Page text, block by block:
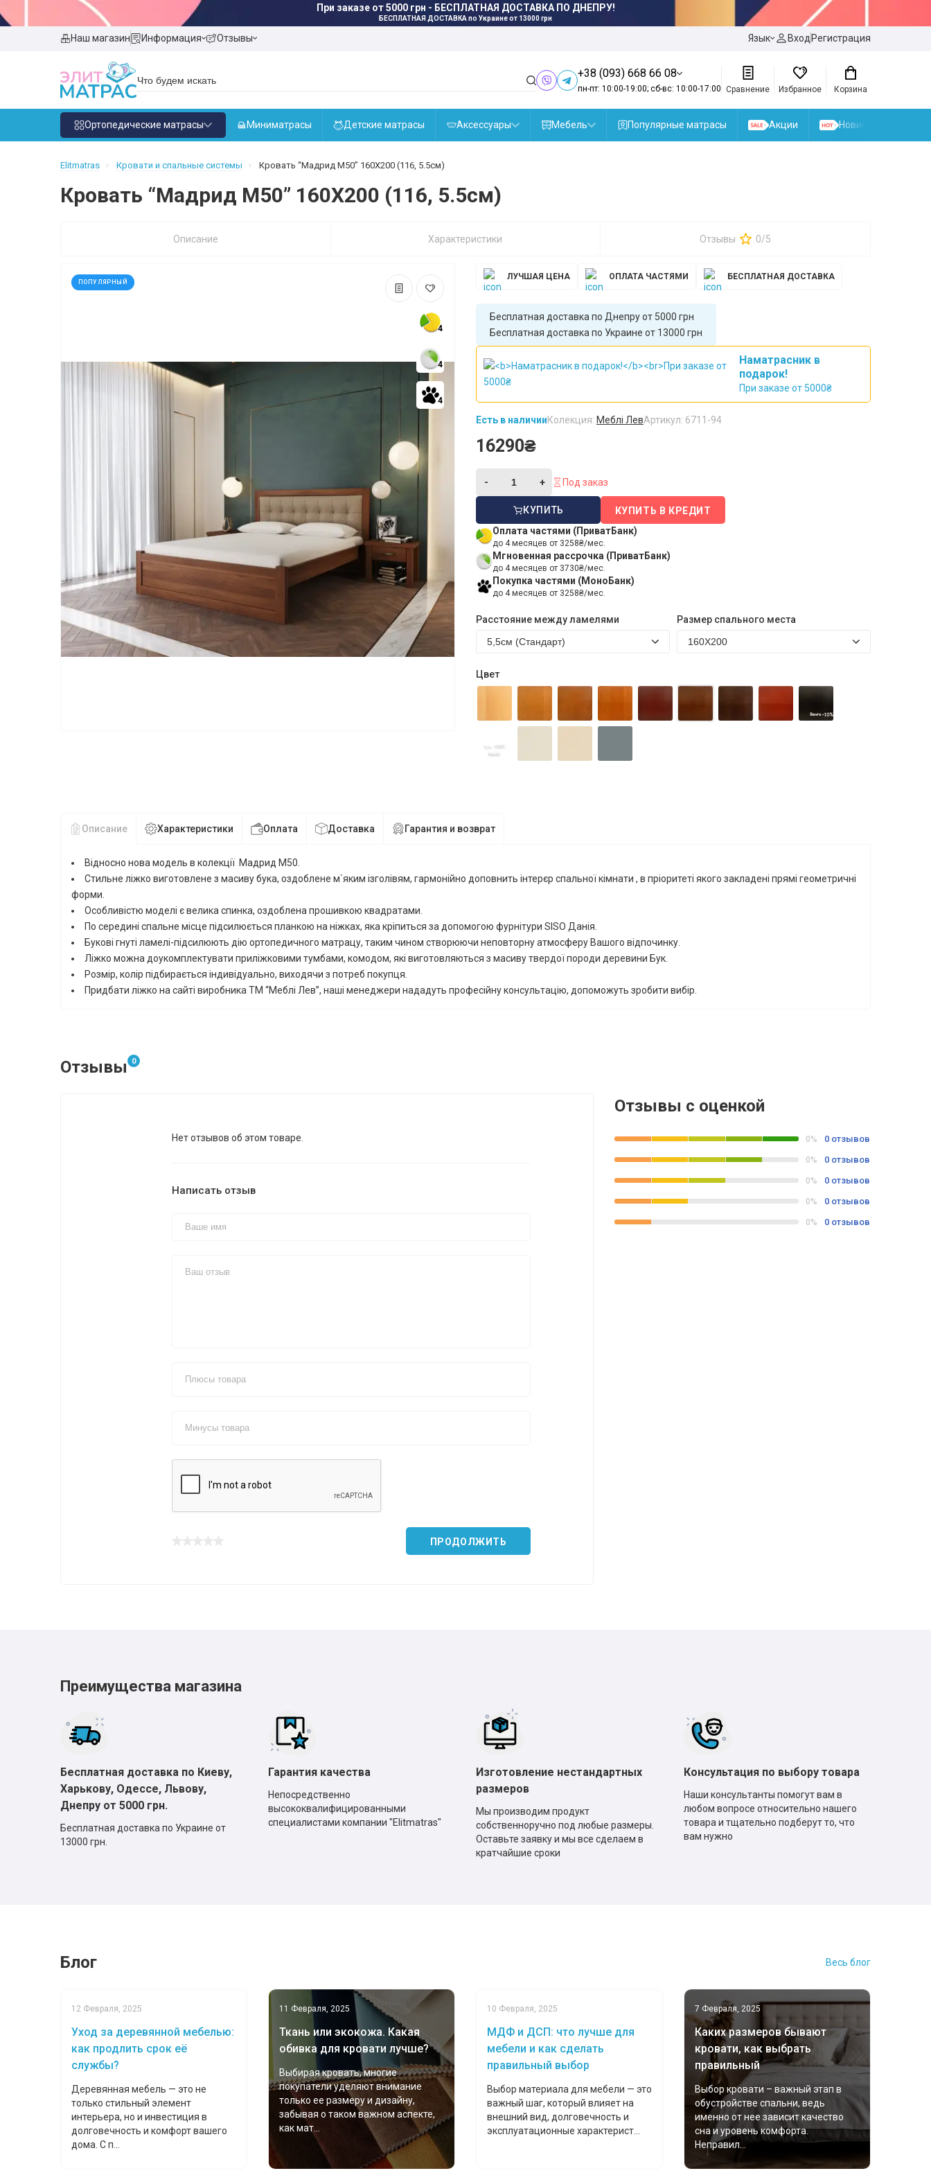
При заказе от 5000 грн - БЕСПЛАТНАЯ ДОСТАВКА ПО ДНЕПРУ!
БЕСПЛАТНАЯ ДОСТАВКАпо Украине от 13000 грн
Наш магазин Информация Отзывы Язык ВходРегистрация
+38 (093) 668 66 08
пн-пт: 10:00-19:00; сб-вс: 10:00-17:00 Сравнение Избранное Корзина
Ортопедические матрасы Миниматрасы Детские матрасы Аксессуары Мебель Популярные матрасы Акции Новинки
Elitmatras Кровати и спальные системы Кровать “Мадрид М50” 160X200 (116, 5.5см)
Кровать “Мадрид М50” 160X200 (116, 5.5см)
Описание Характеристики Отзывы 0/5
4
4
4
ПОПУЛЯРНЫЙ
ЛУЧШАЯ ЦЕНА ОПЛАТА ЧАСТЯМИ БЕСПЛАТНАЯ ДОСТАВКА
Бесплатная доставка по Днепру от 5000 грн
Бесплатная доставка по Украине от 13000 грн
Наматрасник в
подарок!
При заказе от 5000₴
Есть в наличииКолекция: Меблі ЛевАртикул: 6711-94
16290₴
Под заказ
КУПИТЬ
Оплата частями (ПриватБанк)
до 4 месяцев от 3258₴/мес.
Мгновенная рассрочка (ПриватБанк)
до 4 месяцев от 3730₴/мес.
Покупка частями (МоноБанк)
до 4 месяцев от 3258₴/мес.
КУПИТЬ В КРЕДИТ
Расстояние между ламелями Размер спального места
Цвет
Описание Характеристики Оплата Доставка Гарантия и возврат
Відносно нова модель в колекції Мадрид М50.
Стильне ліжко виготовлене з масиву бука, оздоблене м`яким ізголівям, гармонійно доповнить інтерєр спальної кімнати , в пріоритеті якого закладені прямі геометричні
форми.
Особливістю моделі є велика спинка, оздоблена прошивкою квадратами.
По середині спальне місце підсилюється планкою на ніжках, яка кріпиться за допомогою фурнітури SISO Данія.
Букові гнуті ламелі-підсилюють дію ортопедичного матрацу, таким чином створюючи неповторну атмосферу Вашого відпочинку.
Ліжко можна доукомплектувати приліжковими тумбами, комодом, які виготовляються з масиву твердої породи деревини Бук.
Розмір, колір підбирається індивідуально, виходячи з потреб покупця.
Придбати ліжко на сайті виробника ТМ “Меблі Лев”, наші менеджери нададуть професійну консультацію, допоможуть зробити вибір.
Отзывы 0
Нет отзывов об этом товаре.
Написать отзыв
ПРОДОЛЖИТЬ
Отзывы с оценкой
0% 0 отзывов
0% 0 отзывов
0% 0 отзывов
0% 0 отзывов
0% 0 отзывов
Преимущества магазина
Бесплатная доставка по Киеву,
Харькову, Одессе, Львову,
Днепру от 5000 грн.
Бесплатная доставка по Украине от
13000 грн.
Гарантия качества
Непосредственно
высококвалифицированными
специалистами компании "Elitmatras"
Изготовление нестандартных
размеров
Мы производим продукт
собственноручно под любые размеры.
Оставьте заявку и мы все сделаем в
кратчайшие сроки
Консультация по выбору товара
Наши консультанты помогут вам в
любом вопросе относительно нашего
товара и тщательно подберут то, что
вам нужно
Блог Весь блог
12 Февраля, 2025
Уход за деревянной мебелью:
как продлить срок её
службы?
Деревянная мебель — это не
только стильный элемент
интерьера, но и инвестиция в
долговечность и комфорт вашего
дома. С п...
11 Февраля, 2025
Ткань или экокожа. Какая
обивка для кровати лучше?
Выбирая кровать, многие
покупатели уделяют внимание
только ее размеру и дизайну,
забывая о таком важном аспекте,
как мат...
10 Февраля, 2025
МДФ и ДСП: что лучше для
мебели и как сделать
правильный выбор
Выбор материала для мебели — это
важный шаг, который влияет на
внешний вид, долговечность и
эксплуатационные характерист...
7 Февраля, 2025
Каких размеров бывают
кровати, как выбрать
правильный
Выбор кровати – важный этап в
обустройстве спальни, ведь
именно от нее зависит качество
сна и уровень комфорта.
Неправил...